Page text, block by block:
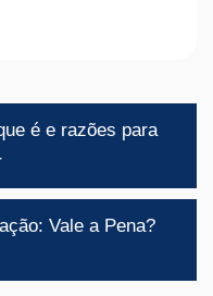
é e razões para
Vale a Pena?